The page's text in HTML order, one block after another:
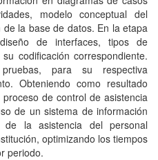
modelo conceptual del
la base de datos. En la etapa
de interfaces, tipos de
codificación correspondiente.
para su respectiva
Obteniendo como resultado
de control de asistencia
de un sistema de información
la asistencia del personal
optimizando los tiempos
periodo.